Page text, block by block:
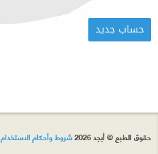
حقوق الطبع © أبجد 2026 شروط وأحكام الاستخدام